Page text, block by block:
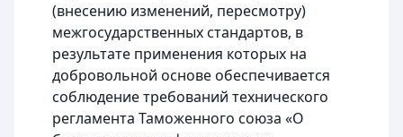
(внесению изменений, пересмотру)
межгосударственных стандартов, в
результате применения которых на
добровольной основе обеспечивается
соблюдение требований технического
регламента Таможенного союза «О